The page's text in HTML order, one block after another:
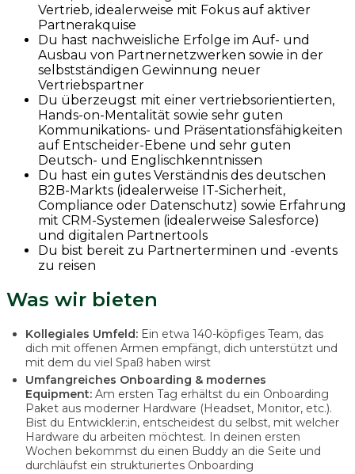
Vertrieb, idealerweise mit Fokus auf aktiver
Partnerakquise
Du hast nachweisliche Erfolge im Auf- und
Ausbau von Partnernetzwerken sowie in der
selbstständigen Gewinnung neuer
Vertriebspartner
Du überzeugst mit einer vertriebsorientierten,
Hands-on-Mentalität sowie sehr guten
Kommunikations- und Präsentationsfähigkeiten
auf Entscheider-Ebene und sehr guten
Deutsch- und Englischkenntnissen
Du hast ein gutes Verständnis des deutschen
B2B-Markts (idealerweise IT-Sicherheit,
Compliance oder Datenschutz) sowie Erfahrung
mit CRM-Systemen (idealerweise Salesforce)
und digitalen Partnertools
Du bist bereit zu Partnerterminen und -events
zu reisen
Was wir bieten
Kollegiales Umfeld: Ein etwa 140-köpfiges Team, das
dich mit offenen Armen empfängt, dich unterstützt und
mit dem du viel Spaß haben wirst
Umfangreiches Onboarding & modernes
Equipment: Am ersten Tag erhältst du ein Onboarding
Paket aus moderner Hardware (Headset, Monitor, etc.).
Bist du Entwickler:in, entscheidest du selbst, mit welcher
Hardware du arbeiten möchtest. In deinen ersten
Wochen bekommst du einen Buddy an die Seite und
durchläufst ein strukturiertes Onboarding